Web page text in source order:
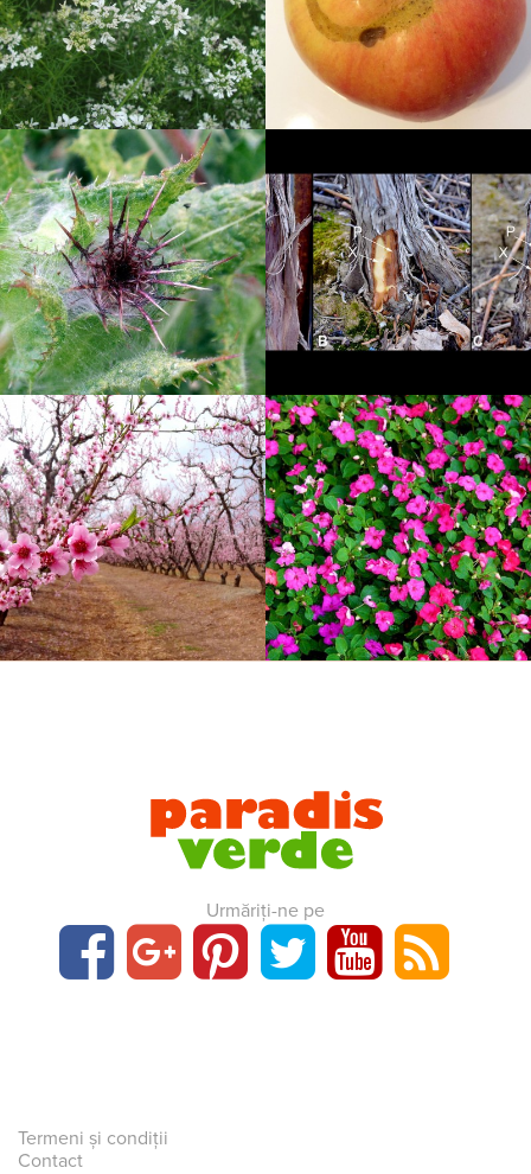
Urmăriți-ne pe
Termeni și condiții
Contact